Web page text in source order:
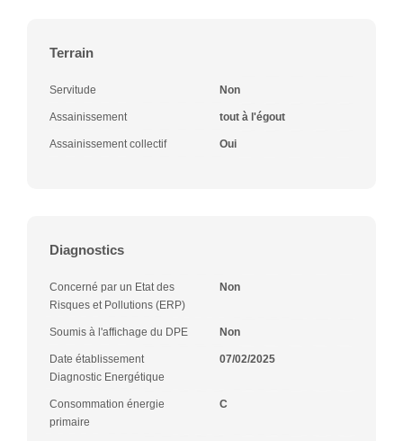
Terrain
Servitude Non
Assainissement tout à l'égout
Assainissement collectif Oui
Diagnostics
Concerné par un Etat des
Risques et Pollutions (ERP)
Non
Soumis à l'affichage du DPE Non
Date établissement
Diagnostic Energétique
07/02/2025
Consommation énergie
primaire
C